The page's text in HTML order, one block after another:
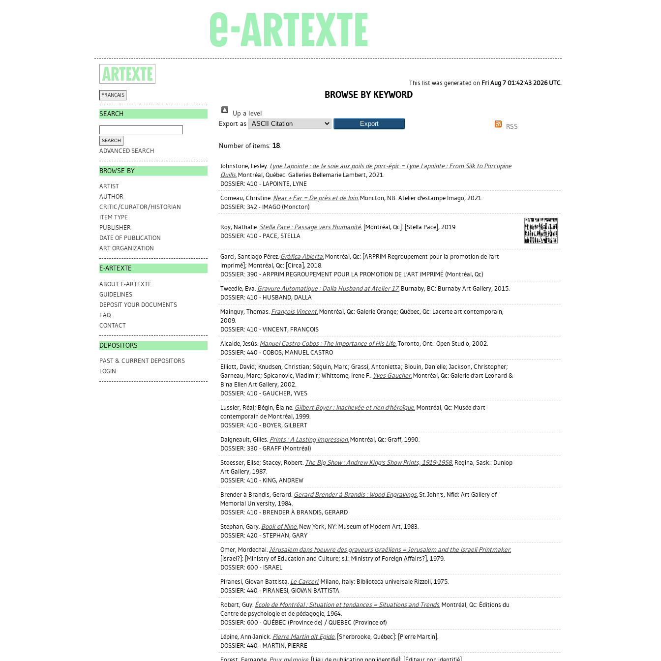
FRANÇAIS
SEARCH
ADVANCED SEARCH
BROWSE BY
ARTIST
AUTHOR
CRITIC/CURATOR/HISTORIAN
ITEM TYPE
PUBLISHER
DATE OF PUBLICATION
ART ORGANIZATION
E-ARTEXTE
ABOUT E-ARTEXTE
GUIDELINES
DEPOSIT YOUR DOCUMENTS
FAQ
CONTACT
DEPOSITORS
PAST & CURRENT DEPOSITORS
LOGIN
This list was generated on Fri Aug 7 01:42:43 2026 UTC.
BROWSE BY KEYWORD
Up a level
Export as
RSS
Number of items: 18.
Johnstone, Lesley. Lyne Lapointe : de la soie aux poils de porc-épic = Lyne Lapointe : From Silk to Porcupine
Quills. Montréal, Québec: Galleries Bellemarie Lambert, 2021.
DOSSIER: 410 - LAPOINTE, LYNE
Comeau, Christine. Near + Far = De près et de loin. Moncton, NB: Atelier d'estampe Imago, 2021.
DOSSIER: 342 - IMAGO (Moncton)
Roy, Nathalie. Stella Pace : Passage vers l'humanité. [Montréal, Qc]: [Stella Pace], 2019.
DOSSIER: 410 - PACE, STELLA
Garci, Santiago Pérez. Gráfica Abierta. Montréal, Qc: [ARPRIM Regroupement pour la promotion de l'art
imprimé]; Montréal, Qc: [Circa], 2018.
DOSSIER: 390 - ARPRIM REGROUPEMENT POUR LA PROMOTION DE L'ART IMPRIMÉ (Montréal, Qc)
Tweedie, Eva. Gravure Automatique : Dalla Husband at Atelier 17. Burnaby, BC: Burnaby Art Gallery, 2015.
DOSSIER: 410 - HUSBAND, DALLA
Mainguy, Thomas. François Vincent. Montréal, Qc: Galerie Orange; Québec, Qc: Lacerte art contemporain,
2009.
DOSSIER: 410 - VINCENT, FRANÇOIS
Alcaide, Jesús. Manuel Castro Cobos : The Importance of His Life. Toronto, Ont.: Open Studio, 2002.
DOSSIER: 440 - COBOS, MANUEL CASTRO
Elliott, David; Knudsen, Christian; Séguin, Marc; Grassi, Antonietta; Blouin, Danielle; Jackson, Christopher;
Garneau, Marc; Spicanovic, Vladimir; Whittome, Irene F.. Yves Gaucher. Montréal, Qc: Galerie d'art Leonard &
Bina Ellen Art Gallery, 2002.
DOSSIER: 410 - GAUCHER, YVES
Lussier, Réal; Bégin, Élaine. Gilbert Boyer : Inachevée et rien d'héroïque. Montréal, Qc: Musée d'art
contemporain de Montréal, 1999.
DOSSIER: 410 - BOYER, GILBERT
Daigneault, Gilles. Prints : A Lasting Impression. Montréal, Qc: Graff, 1990.
DOSSIER: 330 - GRAFF (Montréal)
Stoesser, Elise; Stacey, Robert. The Big Show : Andrew King's Show Prints, 1919-1958. Regina, Sask.: Dunlop
Art Gallery, 1987.
DOSSIER: 410 - KING, ANDREW
Brender à Brandis, Gerard. Gerard Brender à Brandis : Wood Engravings. St. John's, Nfld: Art Gallery of
Memorial University, 1984.
DOSSIER: 410 - BRENDER À BRANDIS, GERARD
Stephan, Gary. Book of Nine. New York, NY: Museum of Modern Art, 1983.
DOSSIER: 420 - STEPHAN, GARY
Omer, Mordechai. Jérusalem dans l'oeuvre des graveurs israéliens = Jerusalem and the Israeli Printmaker.
[Israel?]: [Ministry of Education and Culture; s.l.: Ministry of Foreign Affairs?], 1979.
DOSSIER: 600 - ISRAEL
Piranesi, Giovan Battista. Le Carceri. Milano, Italy: Biblioteca universale Rizzoli, 1975.
DOSSIER: 440 - PIRANESI, GIOVAN BATTISTA
Robert, Guy. École de Montréal : Situation et tendances = Situations and Trends. Montréal, Qc: Éditions du
Centre de psychologie et de pédagogie, 1964.
DOSSIER: 600 - QUÉBEC (Province de) / QUEBEC (Province of)
Lépine, Ann-Janick. Pierre Martin dit Egide. [Sherbrooke, Québec]: [Pierre Martin].
DOSSIER: 440 - MARTIN, PIERRE